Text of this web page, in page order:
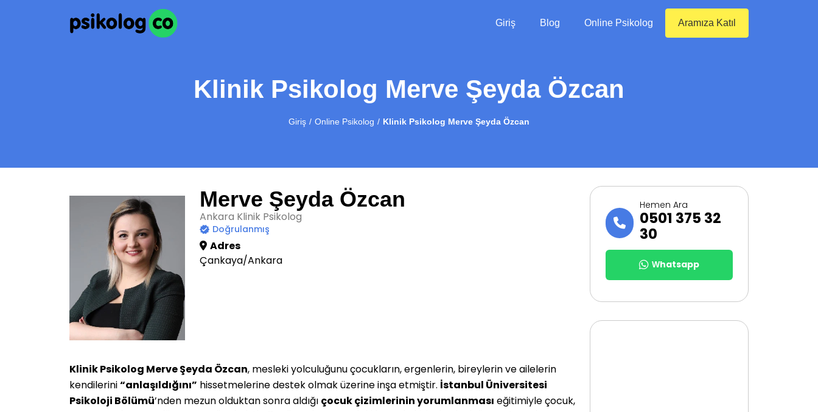
Giriş Blog Online Psikolog Aramıza Katıl
Klinik Psikolog Merve Şeyda Özcan
Giriş Online Psikolog Klinik Psikolog Merve Şeyda Özcan
Merve Şeyda Özcan
Ankara Klinik Psikolog
Doğrulanmış
Adres
Çankaya/Ankara
Klinik Psikolog Merve Şeyda Özcan, mesleki yolculuğunu çocukların, ergenlerin, bireylerin ve ailelerin
kendilerini “anlaşıldığını” hissetmelerine destek olmak üzerine inşa etmiştir.
İstanbul Üniversitesi
Psikoloji Bölümü’nden mezun olduktan sonra aldığı çocuk çizimlerinin yorumlanması eğitimiyle çocuk,
Hemen Ara
0501 375 32
30
Whatsapp